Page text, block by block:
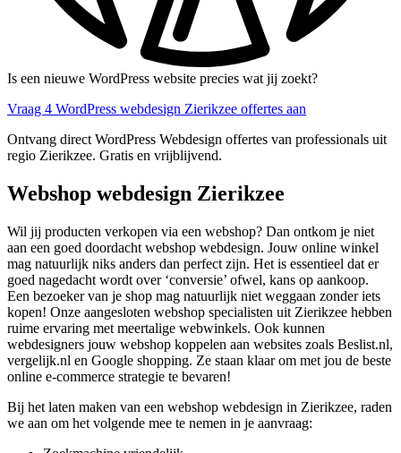
Is een nieuwe WordPress website precies wat jij zoekt?
Vraag 4 WordPress webdesign Zierikzee offertes aan
Ontvang direct WordPress Webdesign offertes van professionals uit
regio Zierikzee. Gratis en vrijblijvend.
Webshop webdesign Zierikzee
Wil jij producten verkopen via een webshop? Dan ontkom je niet
aan een goed doordacht webshop webdesign. Jouw online winkel
mag natuurlijk niks anders dan perfect zijn. Het is essentieel dat er
goed nagedacht wordt over ‘conversie’ ofwel, kans op aankoop.
Een bezoeker van je shop mag natuurlijk niet weggaan zonder iets
kopen! Onze aangesloten webshop specialisten uit Zierikzee hebben
ruime ervaring met meertalige webwinkels. Ook kunnen
webdesigners jouw webshop koppelen aan websites zoals Beslist.nl,
vergelijk.nl en Google shopping. Ze staan klaar om met jou de beste
online e-commerce strategie te bevaren!
Bij het laten maken van een webshop webdesign in Zierikzee, raden
we aan om het volgende mee te nemen in je aanvraag: